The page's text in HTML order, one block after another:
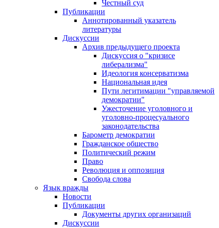
Честный суд
Публикации
Аннотированный указатель
литературы
Дискуссии
Архив предыдущего проекта
Дискуссия о "кризисе
либерализма"
Идеология консерватизма
Национальная идея
Пути легитимации "управляемой
демократии"
Ужесточение уголовного и
уголовно-процесуального
законодательства
Барометр демократии
Гражданское общество
Политический режим
Право
Революция и оппозиция
Свобода слова
Язык вражды
Новости
Публикации
Документы других организаций
Дискуссии